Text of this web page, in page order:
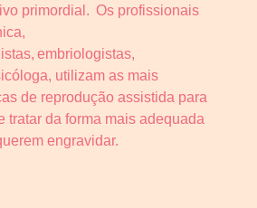
primordial. Os profissionais
embriologistas,
utilizam as mais
de reprodução assistida para
tratar da forma mais adequada
engravidar.